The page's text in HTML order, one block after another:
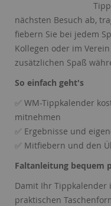
nächsten Besuch ab,
fiebern Sie bei jedem
Kollegen oder im
zusätzlichen Spaß
So einfach geht's
✅ WM-Tippkalender
mitnehmen
✅ Ergebnisse und
✅ Mitfiebern und den
Faltanleitung bequem
Damit Ihr Tippkalender
praktischen
Dauer
Name:
Resolution
Zweck:
Cookies:
resolution